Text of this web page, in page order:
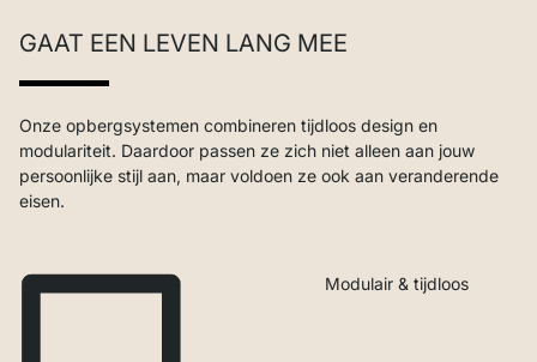
GAAT EEN LEVEN LANG MEE
Onze opbergsystemen combineren tijdloos design en
modulariteit. Daardoor passen ze zich niet alleen aan jouw
persoonlijke stijl aan, maar voldoen ze ook aan veranderende
eisen.
Modulair & tijdloos